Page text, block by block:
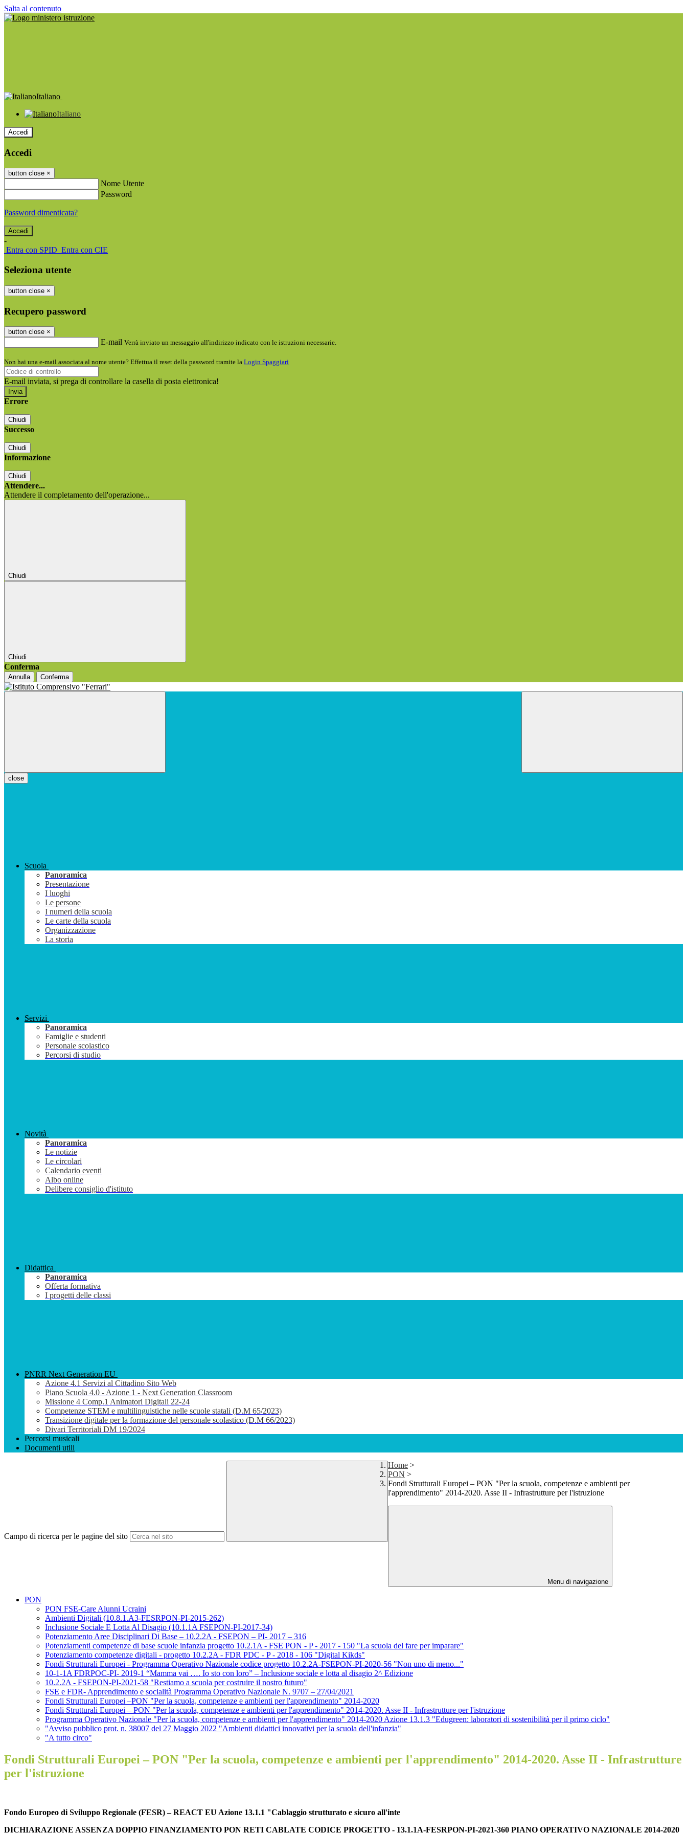
Salta al contenuto
Italiano
Italiano
Accedi
Accedi
button close ×
Nome Utente
Password
Password dimenticata?
-
Entra con SPID Entra con CIE
Seleziona utente
button close ×
Recupero password
button close ×
E-mail Verrà inviato un messaggio all'indirizzo indicato con le istruzioni necessarie.
Non hai una e-mail associata al nome utente? Effettua il reset della password tramite la Login Spaggiari
E-mail inviata, si prega di controllare la casella di posta elettronica!
Errore
Chiudi
Successo
Chiudi
Informazione
Chiudi
Attendere...
Attendere il completamento dell'operazione...
Chiudi
Chiudi
Conferma
Annulla Conferma
close
Scuola
Panoramica
Presentazione
I luoghi
Le persone
I numeri della scuola
Le carte della scuola
Organizzazione
La storia
Servizi
Panoramica
Famiglie e studenti
Personale scolastico
Percorsi di studio
Novità
Panoramica
Le notizie
Le circolari
Calendario eventi
Albo online
Delibere consiglio d'istituto
Didattica
Panoramica
Offerta formativa
I progetti delle classi
PNRR Next Generation EU
Azione 4.1 Servizi al Cittadino Sito Web
Piano Scuola 4.0 - Azione 1 - Next Generation Classroom
Missione 4 Comp.1 Animatori Digitali 22-24
Competenze STEM e multilinguistiche nelle scuole statali (D.M 65/2023)
Transizione digitale per la formazione del personale scolastico (D.M 66/2023)
Divari Territoriali DM 19/2024
Percorsi musicali
Documenti utili
Campo di ricerca per le pagine del sito
Home >
PON >
Fondi Strutturali Europei – PON "Per la scuola, competenze e ambienti per
l'apprendimento" 2014-2020. Asse II - Infrastrutture per l'istruzione
Menu di navigazione
PON
PON FSE-Care Alunni Ucraini
Ambienti Digitali (10.8.1.A3-FESRPON-PI-2015-262)
Inclusione Sociale E Lotta Al Disagio (10.1.1A FSEPON-PI-2017-34)
Potenziamento Aree Disciplinari Di Base – 10.2.2A - FSEPON – PI- 2017 – 316
Potenziamenti competenze di base scuole infanzia progetto 10.2.1A - FSE PON - P - 2017 - 150 "La scuola del fare per imparare"
Potenziamento competenze digitali - progetto 10.2.2A - FDR PDC - P - 2018 - 106 "Digital Kikds"
Fondi Strutturali Europei - Programma Operativo Nazionale codice progetto 10.2.2A-FSEPON-PI-2020-56 "Non uno di meno..."
10-1-1A FDRPOC-PI- 2019-1 “Mamma vai …. Io sto con loro” – Inclusione sociale e lotta al disagio 2^ Edizione
10.2.2A - FSEPON-PI-2021-58 "Restiamo a scuola per costruire il nostro futuro"
FSE e FDR- Apprendimento e socialità Programma Operativo Nazionale N. 9707 – 27/04/2021
Fondi Strutturali Europei –PON "Per la scuola, competenze e ambienti per l'apprendimento" 2014-2020
Fondi Strutturali Europei – PON "Per la scuola, competenze e ambienti per l'apprendimento" 2014-2020. Asse II - Infrastrutture per l'istruzione
Programma Operativo Nazionale "Per la scuola, competenze e ambienti per l'apprendimento" 2014-2020 Azione 13.1.3 "Edugreen: laboratori di sostenibilità per il primo ciclo"
"Avviso pubblico prot. n. 38007 del 27 Maggio 2022 "Ambienti didattici innovativi per la scuola dell'infanzia"
"A tutto circo"
Fondi Strutturali Europei – PON "Per la scuola, competenze e ambienti per l'apprendimento" 2014-2020. Asse II - Infrastrutture
per l'istruzione
Fondo Europeo di Sviluppo Regionale (FESR) – REACT EU Azione 13.1.1 "Cablaggio strutturato e sicuro all'inte
DICHIARAZIONE ASSENZA DOPPIO FINANZIAMENTO PON RETI CABLATE CODICE PROGETTO - 13.1.1A-FESRPON-PI-2021-360 PIANO OPERATIVO NAZIONALE 2014-2020